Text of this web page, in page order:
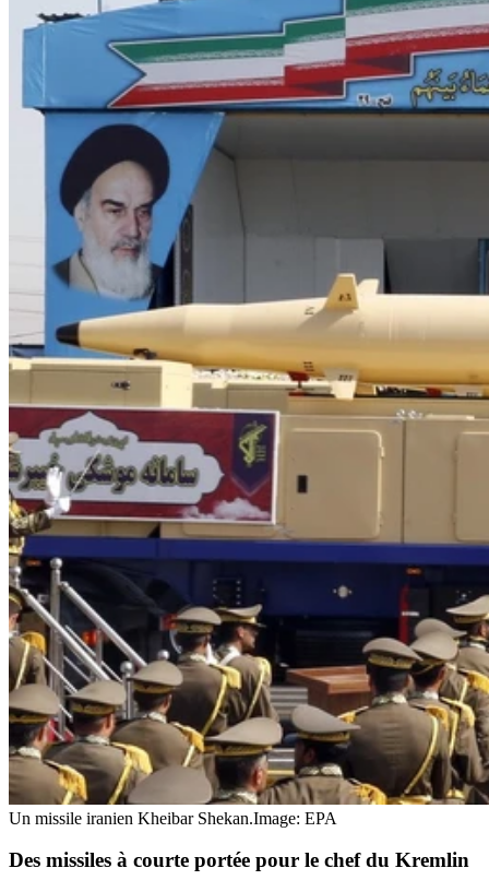
Un missile iranien Kheibar Shekan.Image: EPA
Des missiles à courte portée pour le chef du Kremlin